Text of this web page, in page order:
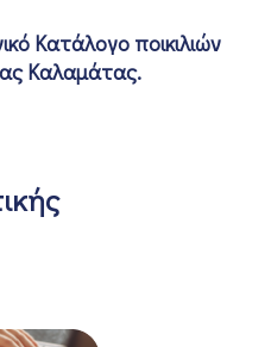
Κατάλογο ποικιλιών
Καλαμάτας.